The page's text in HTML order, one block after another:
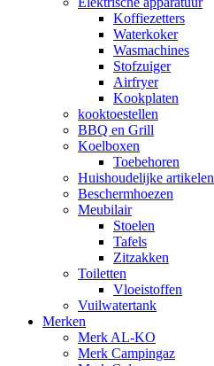
Koffiezetters
Waterkoker
Wasmachines
Stofzuiger
Airfryer
Kookplaten
kooktoestellen
BBQ en Grill
Koelboxen
Toebehoren
Huishoudelijke artikelen
Beschermhoezen
Meubilair
Stoelen
Tafels
Zitzakken
Toiletten
Vloeistoffen
Vuilwatertank
Merken
Merk AL-KO
Merk Campingaz